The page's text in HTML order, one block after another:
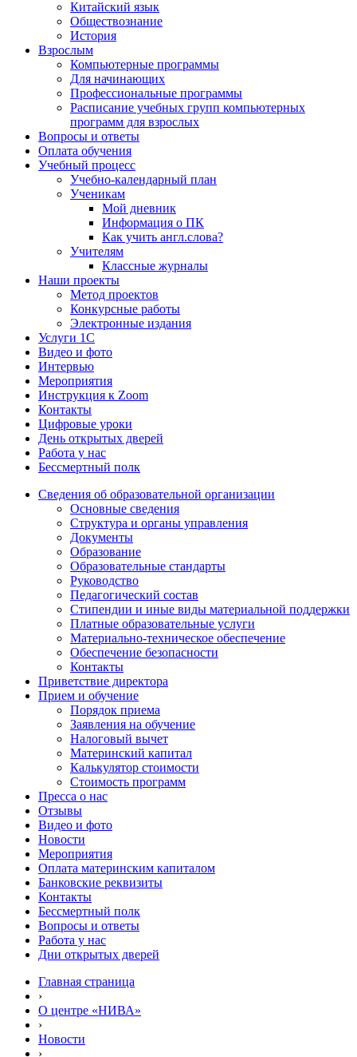
Китайский язык
Обществознание
История
Взрослым
Компьютерные программы
Для начинающих
Профессиональные программы
Расписание учебных групп компьютерных
программ для взрослых
Вопросы и ответы
Оплата обучения
Учебный процесс
Учебно-календарный план
Ученикам
Мой дневник
Информация о ПК
Как учить англ.слова?
Учителям
Классные журналы
Наши проекты
Метод проектов
Конкурсные работы
Электронные издания
Услуги 1C
Видео и фото
Интервью
Мероприятия
Инструкция к Zoom
Контакты
Цифровые уроки
День открытых дверей
Работа у нас
Бессмертный полк
Сведения об образовательной организации
Основные сведения
Структура и органы управления
Документы
Образование
Образовательные стандарты
Руководство
Педагогический состав
Стипендии и иные виды материальной поддержки
Платные образовательные услуги
Материально-техническое обеспечение
Обеспечение безопасности
Контакты
Приветствие директора
Прием и обучение
Порядок приема
Заявления на обучение
Налоговый вычет
Материнский капитал
Калькулятор стоимости
Стоимость программ
Пресса о нас
Отзывы
Видео и фото
Новости
Мероприятия
Оплата материнским капиталом
Банковские реквизиты
Контакты
Бессмертный полк
Вопросы и ответы
Работа у нас
Дни открытых дверей
Главная страница
›
О центре «НИВА»
›
Новости
›